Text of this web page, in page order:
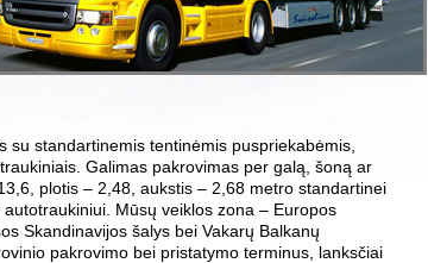
su standartinemis tentinėmis puspriekabėmis,
Galimas pakrovimas per galą, šoną ar
plotis – 2,48, aukstis – 2,68 metro standartinei
Mūsų veiklos zona – Europos
Skandinavijos šalys bei Vakarų Balkanų
pakrovimo bei pristatymo terminus, lanksčiai